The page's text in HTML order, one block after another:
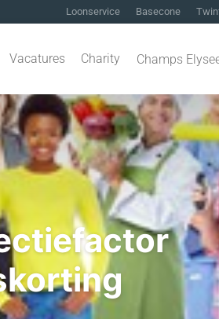
Loonservice Basecone
Vacatures Charity Champs